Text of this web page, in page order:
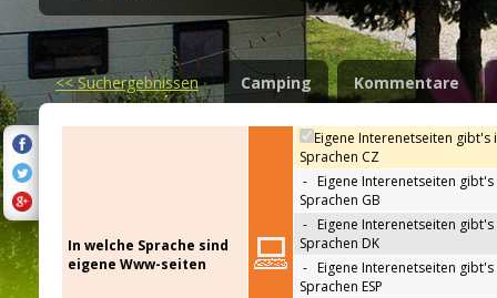
<<Suchergebnissen Camping Kommentare
In welche Sprache sind
eigene Www-seiten
Eigene Interenetseiten gibt's
Sprachen CZ
- Eigene Interenetseiten gibt's
Sprachen GB
- Eigene Interenetseiten gibt's
Sprachen DK
- Eigene Interenetseiten gibt's
Sprachen ESP